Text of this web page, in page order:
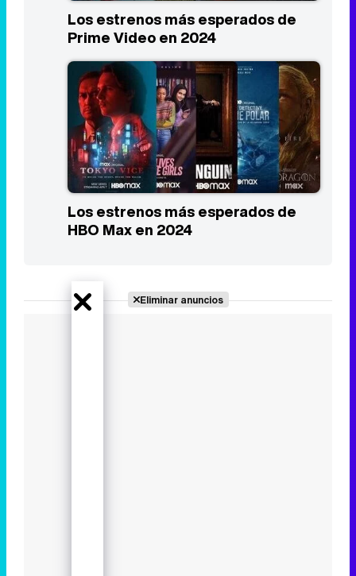
Los estrenos más esperados de
Prime Video en 2024
Los estrenos más esperados de
HBO Max en 2024
Eliminar anuncios